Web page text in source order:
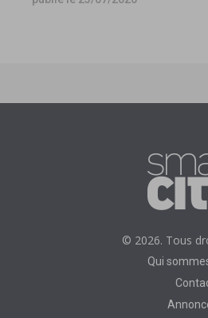
© 2026. Tous
Qui